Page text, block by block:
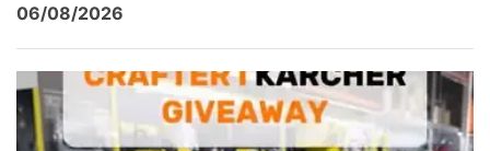
06/08/2026